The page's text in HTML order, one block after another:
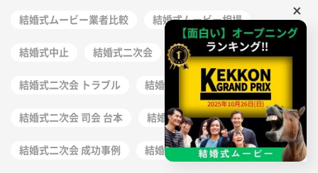
結婚式ムービー業者比較 結婚式ムービー相場
結婚式中止 結婚式二次会 結婚式二次会 ゲーム 進行
結婚式二次会 トラブル 結婚式二次会 台本 作り方
結婚式二次会 司会 台本 結婚式二次会 幹事 注意点
結婚式二次会 成功事例 結婚式二次会 準備
×